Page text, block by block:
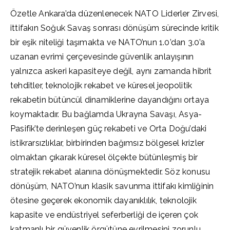
Özetle Ankara’da düzenlenecek NATO Liderler Zirvesi,
ittifakın Soğuk Savaş sonrası dönüşüm sürecinde kritik
bir eşik niteliği taşımakta ve NATO’nun 1.0’dan 3.0’a
uzanan evrimi çerçevesinde güvenlik anlayışının
yalnızca askeri kapasiteye değil, aynı zamanda hibrit
tehditler, teknolojik rekabet ve küresel jeopolitik
rekabetin bütüncül dinamiklerine dayandığını ortaya
koymaktadır. Bu bağlamda Ukrayna Savaşı, Asya-
Pasifik’te derinleşen güç rekabeti ve Orta Doğu’daki
istikrarsızlıklar, birbirinden bağımsız bölgesel krizler
olmaktan çıkarak küresel ölçekte bütünleşmiş bir
stratejik rekabet alanına dönüşmektedir. Söz konusu
dönüşüm, NATO’nun klasik savunma ittifakı kimliğinin
ötesine geçerek ekonomik dayanıklılık, teknolojik
kapasite ve endüstriyel seferberliği de içeren çok